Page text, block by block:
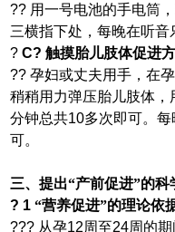
?? 用一号电池的手电筒
三横指下处，每晚在听音
?C?触摸胎儿肢体促进
??孕妇或丈夫用手，在
稍稍用力弹压胎儿肢体
分钟总共10多次即可。
可。
三、提出“产前促进”的科
? 1“营养促进”的理论依
??? 从孕12周至24周的